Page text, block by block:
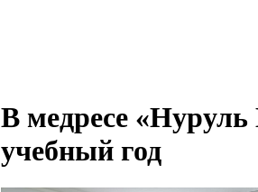
В медресе
учебный год